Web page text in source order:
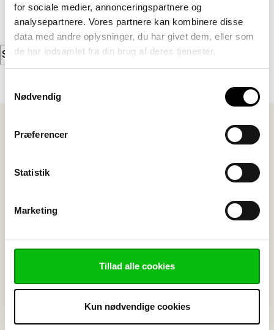
for sociale medier, annonceringspartnere og
analysepartnere. Vores partnere kan kombinere disse
data med andre oplysninger, du har givet dem, eller som
de har indsamlet fra din brug af deres tjenester.
Nødvendig
Præferencer
Statistik
Marketing
Tillad alle cookies
Kun nødvendige cookies
DK-8960 Randers SØ
Nyhedsbrev